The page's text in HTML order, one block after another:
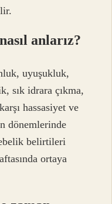
anlarız?
uyuşukluk,
sık idrara çıkma,
hassasiyet ve
dönemlerinde
belirtileri
ortaya